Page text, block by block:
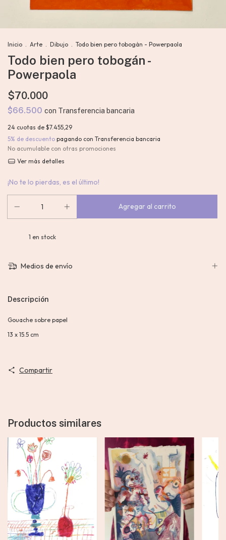
Inicio . Arte . Dibujo . Todo bien pero tobogán - Powerpaola
Todo bien pero tobogán -
Powerpaola
$70.000
$66.500 con Transferencia bancaria
24 cuotas de $7.455,29
5% de descuento pagando con Transferencia bancaria
No acumulable con otras promociones
Ver más detalles
¡No te lo pierdas, es el último!
1 en stock
Medios de envío
Descripción
Gouache sobre papel
13 x 15.5 cm
Compartir
Productos similares